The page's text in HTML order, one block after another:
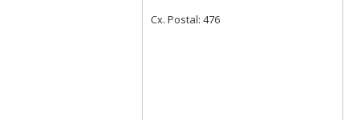
Cx. Postal: 476